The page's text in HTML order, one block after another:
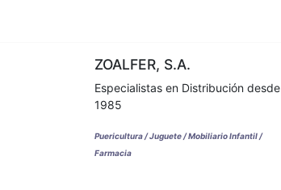
ZOALFER, S.A.
Especialistas en Distribución desde
1985
Puericultura / Juguete / Mobiliario Infantil /
Farmacia